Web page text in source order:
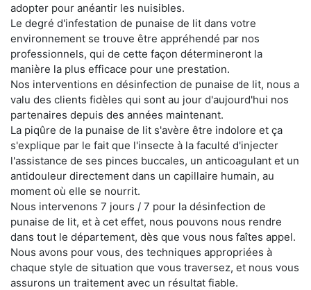
adopter pour anéantir les nuisibles.
Le degré d'infestation de punaise de lit dans votre
environnement se trouve être appréhendé par nos
professionnels, qui de cette façon détermineront la
manière la plus efficace pour une prestation.
Nos interventions en désinfection de punaise de lit, nous a
valu des clients fidèles qui sont au jour d'aujourd'hui nos
partenaires depuis des années maintenant.
La piqûre de la punaise de lit s'avère être indolore et ça
s'explique par le fait que l'insecte à la faculté d'injecter
l'assistance de ses pinces buccales, un anticoagulant et un
antidouleur directement dans un capillaire humain, au
moment où elle se nourrit.
Nous intervenons 7 jours / 7 pour la désinfection de
punaise de lit, et à cet effet, nous pouvons nous rendre
dans tout le département, dès que vous nous faîtes appel.
Nous avons pour vous, des techniques appropriées à
chaque style de situation que vous traversez, et nous vous
assurons un traitement avec un résultat fiable.